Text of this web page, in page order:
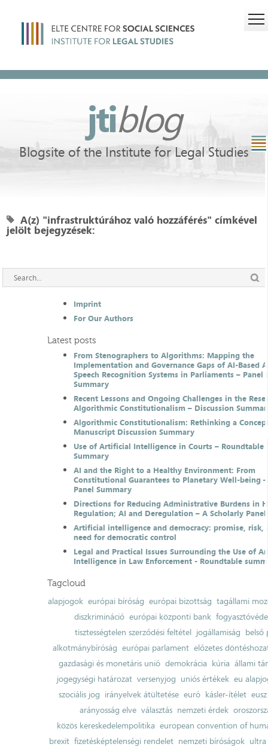
jtiblog
Blogsite of the Institute for Legal Studies
A(z) "infrastruktúrához való hozzáférés" címkével
jelölt bejegyzések:
Imprint
For Our Authors
Latest posts
From Stenographers to Algorithms: Mapping the
Implementation and Governance Gaps of AI-Based
Speech Recognition Systems in Parliaments – Panel
Summary
Recent Lessons and Ongoing Challenges in the
Algorithmic Constitutionalism – Discussion
Algorithmic Constitutionalism: Rethinking a
Manuscript Discussion Summary
Use of Artificial Intelligence in Courts – Roundtable
Summary
AI and the Right to a Healthy Environment: From
Constitutional Guarantees to Planetary Well-being
Panel Summary
Directions for Reducing Administrative Burdens in
Regulation; AI and Deregulation – A Scholarly
Artificial intelligence and democracy: promise, risk,
need for democratic control
Legal and Practical Issues Surrounding the Use of
Intelligence in Law Enforcement - Roundtable
Tagcloud
alapjogok európai bíróság európai bizottság tagállami
diszkrimináció európai központi bank
tisztességtelen szerződési feltétel jogállamiság belső
alkotmánybíróság európai parlament előzetes
gazdasági és monetáris unió demokrácia kúria állami
jogegységi határozat versenyjog uniós értékek eu
szociális jog irányelvek átültetése euró kásler-ítélet
arányosság elve választás nemzeti érdek
közös kereskedelempolitika european convention of
brexit fizetésképtelenségi rendelet nemzeti bíróságok ultra